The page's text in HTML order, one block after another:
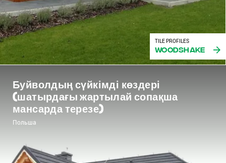
TILE PROFILES
Woodshake
Буйволдың сүйкімді көздері
(шатырдағы жартылай сопақша
мансарда терезе)
Польша